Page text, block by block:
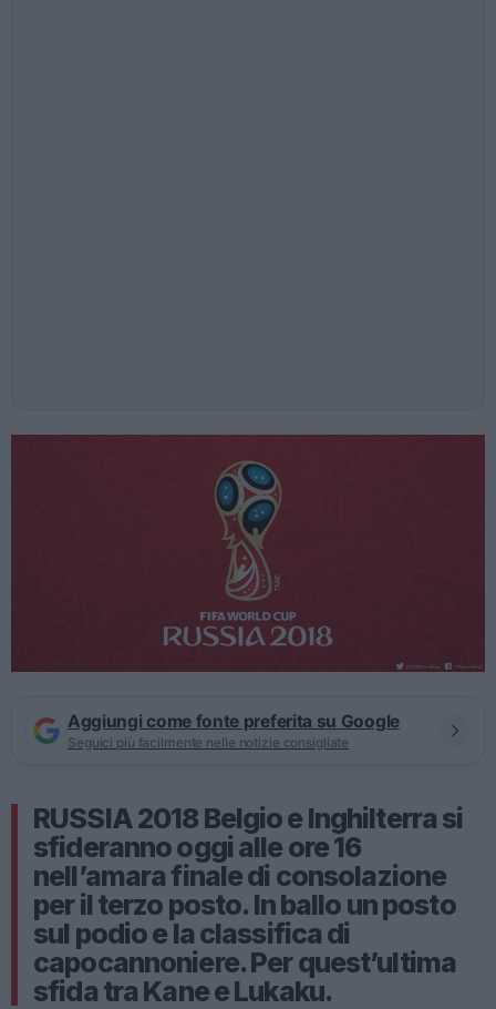
Aggiungi come fonte preferita su Google
Seguici più facilmente nelle notizie consigliate
RUSSIA 2018 Belgio e Inghilterra si
sfideranno oggi alle ore 16
nell’amara finale di consolazione
per il terzo posto. In ballo un posto
sul podio e la classifica di
capocannoniere. Per quest’ultima
sfida tra Kane e Lukaku.